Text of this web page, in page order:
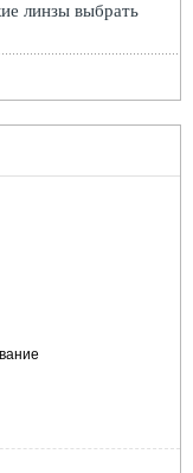
линзы выбрать